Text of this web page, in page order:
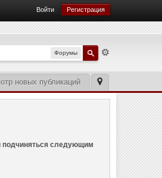
Войти Регистрация
Форумы
новых публикаций
подчиняться следующим